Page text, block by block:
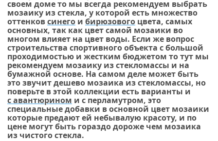
своем доме то мы всегда рекомендуем выбрать
мозаику из стекла, у которой есть множество
оттенковсинего и бирюзового цвета, самых
основных, так как цвет самой мозаики во
многом влияет на цвет воды. Если же вопрос
строительства спортивного объекта с большой
проходимостью и жестким бюджетом то тут мы
рекомендуем мозаику из стекломассы и на
бумажной основе. На самом деле может быть
это звучит дешево мозаика из стекломассы, но
поверьте в этой коллекции есть варианты и
с авантюрином и с перламутром, это
специальные добавки в основной цвет мозаики
которые предают ей небывалую красоту, и по
цене могут быть гораздо дороже чем мозаика
из чистого стекла.